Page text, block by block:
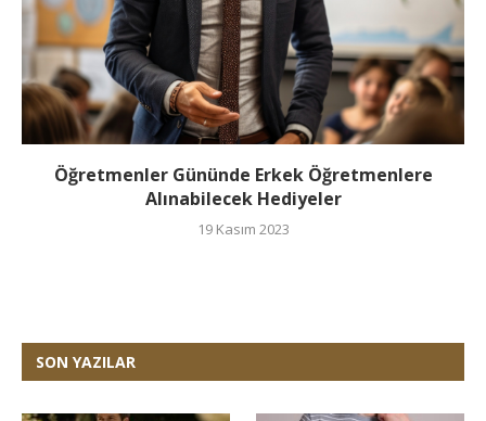
Öğretmenler Gününde Erkek Öğretmenlere
Alınabilecek Hediyeler
19 Kasım 2023
SON YAZILAR